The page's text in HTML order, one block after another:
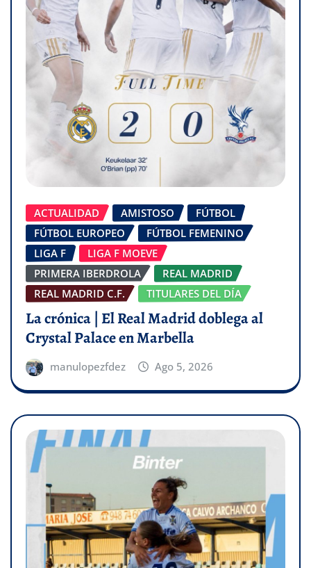
ACTUALIDAD AMISTOSO
FÚTBOL
FÚTBOL EUROPEO
FÚTBOL FEMENINO
LIGA F
LIGA F MOEVE
PRIMERA IBERDROLA
REAL MADRID
REAL MADRID C.F.
TITULARES DEL DÍA
La crónica | El Real Madrid doblega al
Crystal Palace en Marbella
manulopezfdez Ago 5, 2026